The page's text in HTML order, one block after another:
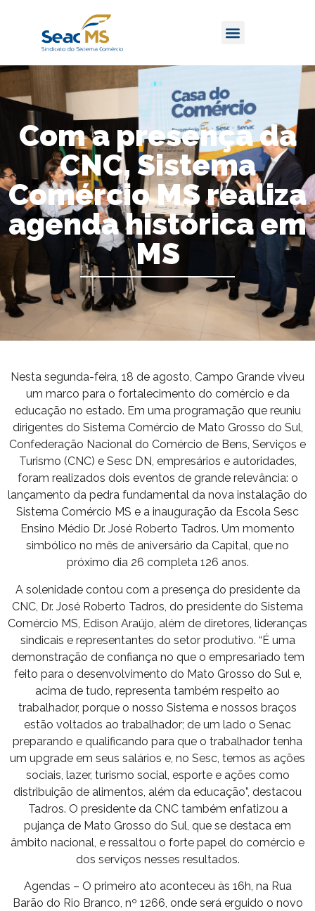
Com a presença da
CNC, Sistema
Comércio MS realiza
agenda histórica em
MS
Nesta segunda-feira, 18 de agosto, Campo Grande viveu
um marco para o fortalecimento do comércio e da
educação no estado. Em uma programação que reuniu
dirigentes do Sistema Comércio de Mato Grosso do Sul,
Confederação Nacional do Comércio de Bens, Serviços e
Turismo (CNC) e Sesc DN, empresários e autoridades,
foram realizados dois eventos de grande relevância: o
lançamento da pedra fundamental da nova instalação do
Sistema Comércio MS e a inauguração da Escola Sesc
Ensino Médio Dr. José Roberto Tadros. Um momento
simbólico no mês de aniversário da Capital, que no
próximo dia 26 completa 126 anos.
A solenidade contou com a presença do presidente da
CNC, Dr. José Roberto Tadros, do presidente do Sistema
Comércio MS, Edison Araújo, além de diretores, lideranças
sindicais e representantes do setor produtivo. “É uma
demonstração de confiança no que o empresariado tem
feito para o desenvolvimento do Mato Grosso do Sul e,
acima de tudo, representa também respeito ao
trabalhador, porque o nosso Sistema e nossos braços
estão voltados ao trabalhador; de um lado o Senac
preparando e qualificando para que o trabalhador tenha
um upgrade em seus salários e, no Sesc, temos as ações
sociais, lazer, turismo social, esporte e ações como
distribuição de alimentos, além da educação”, destacou
Tadros. O presidente da CNC também enfatizou a
pujança de Mato Grosso do Sul, que se destaca em
âmbito nacional, e ressaltou o forte papel do comércio e
dos serviços nesses resultados.
Agendas – O primeiro ato aconteceu às 16h, na Rua
Barão do Rio Branco, nº 1266, onde será erguido o novo